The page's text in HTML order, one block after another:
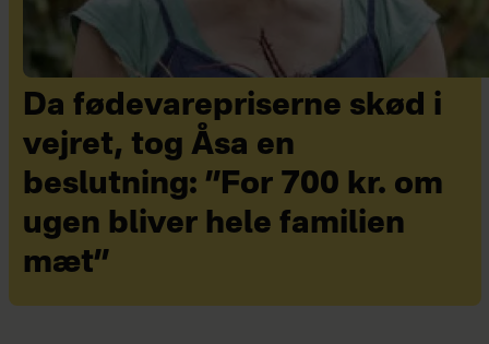
Da fødevarepriserne skød i
vejret, tog Åsa en
beslutning: ”For 700 kr. om
ugen bliver hele familien
mæt”